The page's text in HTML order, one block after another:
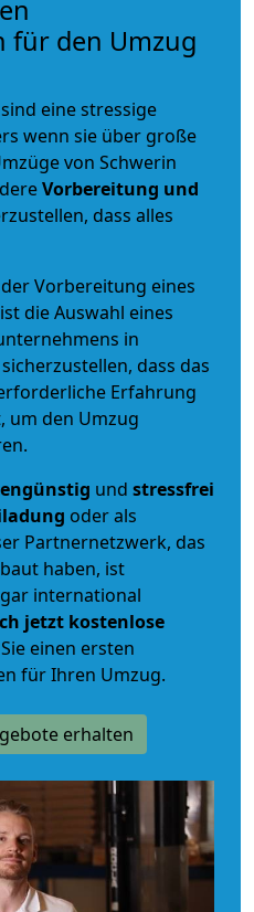
für den Umzug
eine stressige
wenn sie über große
von Schwerin
Vorbereitung und
dass alles
Vorbereitung eines
die Auswahl eines
in
dass das
Erfahrung
um den Umzug
und stressfrei
oder als
Partnernetzwerk, das
haben, ist
international
jetzt kostenlose
einen ersten
für Ihren Umzug.
erhalten